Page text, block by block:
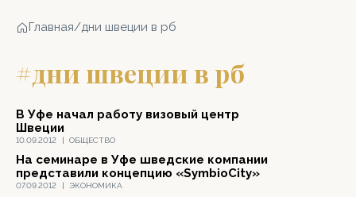
Главная/дни швеции в рб
#дни швеции в рб
10.09.2012 | ОБЩЕСТВО
В Уфе начал работу визовый центр
Швеции
07.09.2012 | ЭКОНОМИКА
На семинаре в Уфе шведские компании
представили концепцию «SymbioCity»